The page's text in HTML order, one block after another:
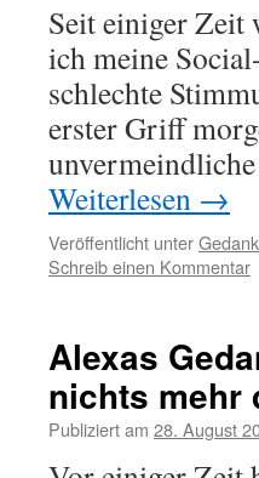
Seit einiger Zeit
ich meine
schlechte
erster Griff
Weiterlesen →
Veröffentlicht unter
Schreib einen Kommentar
Alexas
nichts mehr
Publiziert am 28. August